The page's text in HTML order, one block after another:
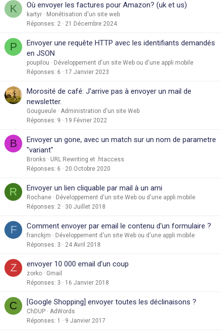
K Où envoyer les factures pour Amazon? (uk et us)
kartyr
Monétisation d'un site web
Réponses 2 21 Décembre 2024
P
Envoyer une requête HTTP avec les identifiants demandés
en JSON
poupilou
Développement d'un site Web ou d'une appli mobile
Réponses 6 17 Janvier 2023
Morosité de café: J'arrive pas à envoyer un mail de
newsletter.
Gougueule
Administration d'un site Web
Réponses 9 19 Février 2022
B
Envoyer un gone, avec un match sur un nom de parametre
"variant"
Bronks
URL Rewriting et .htaccess
Réponses 6 20 Octobre 2020
R Envoyer un lien cliquable par mail à un ami
Rochane
Développement d'un site Web ou d'une appli mobile
Réponses 2 30 Juillet 2018
F Comment envoyer par email le contenu d'un formulaire ?
franckjm
Développement d'un site Web ou d'une appli mobile
Réponses 3 24 Avril 2018
Z envoyer 10 000 email d'un coup
zorko
Gmail
Réponses 3 16 Janvier 2018
C [Google Shopping] envoyer toutes les déclinaisons ?
ChDUP
AdWords
Réponses 1 9 Janvier 2017